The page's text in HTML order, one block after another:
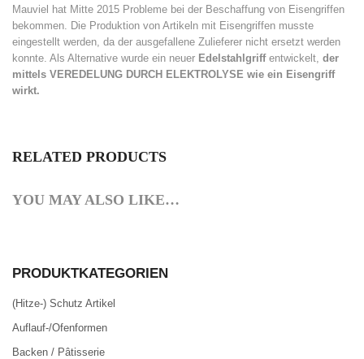
Mauviel hat Mitte 2015 Probleme bei der Beschaffung von Eisengriffen
bekommen. Die Produktion von Artikeln mit Eisengriffen musste
eingestellt werden, da der ausgefallene Zulieferer nicht ersetzt werden
konnte. Als Alternative wurde ein neuer Edelstahlgriffentwickelt, der
mittels VEREDELUNG DURCH ELEKTROLYSE wie ein Eisengriff
wirkt.
RELATED PRODUCTS
YOU MAY ALSO LIKE…
PRODUKTKATEGORIEN
(Hitze-) Schutz Artikel
Auflauf-/Ofenformen
Backen / Pâtisserie